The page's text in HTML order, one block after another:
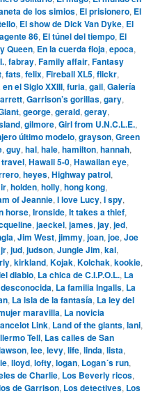
de los simios, El prisionero, El
, El show de Dick Van Dyke, El
86, El túnel del tiempo, El
Queen, En la cuerda floja,epoca,
,fabray,Family affair,Fantasy
,fats,felix,Fireball XL5,flickr,
en el Siglo XXIII,furia,gail,Galería
,Garrison’s gorillas,gary,
,george,gerald,geray,
,gilmore,Girl from U.N.C.L.E.,
último modelo,grayson,Green
,guy,hal,hale,hamilton,hannah,
travel,Hawaii 5-0,Hawaiian eye,
,heyes,Highway patrol,
,holden,holly,hong kong,
of Jeannie,I love Lucy,I spy,
horse,Ironside,It takes a thief,
,jaeckel,james,jay,jed,
,Jim West,jimmy,joan,joe,Joe
jr,jud,judson,Jungle Jim,kai,
,kirkland,Kojak,Kolchak,kookie,
diablo, La chica de C.I.P.O.L., La
, La familia Ingalls, La
, La isla de la fantasía, La ley del
maravilla, La novicia
Link, Land of the giants,lani,
Tell, Las calles de San
,lee,levy,life,linda,lista,
,lloyd,lofty,logan, Logan´s run,
de Charlie, Los Beverly ricos,
de Garrison, Los detectives, Los